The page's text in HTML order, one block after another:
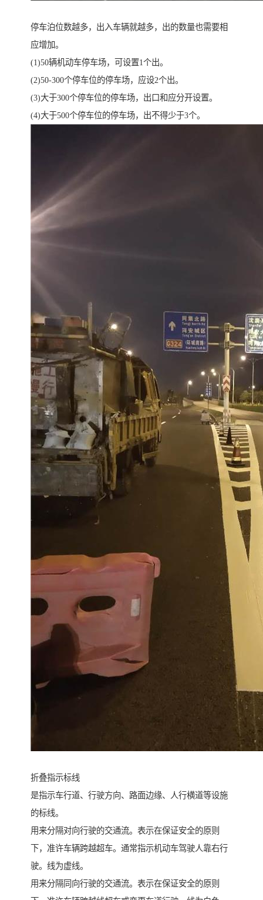
停车泊位数越多，出入车辆就越多，出的数量也需要相
应增加。
(1)50辆机动车停车场，可设置1个出。
(2)50-300个停车位的停车场，应设2个出。
(3)大于300个停车位的停车场，出口和应分开设置。
(4)大于500个停车位的停车场，出不得少于3个。
折叠指示标线
是指示车行道、行驶方向、路面边缘、人行横道等设施
的标线。
用来分隔对向行驶的交通流。表示在保证安全的原则
下，准许车辆跨越超车。通常指示机动车驾驶人靠右行
驶。线为虚线。
用来分隔同向行驶的交通流。表示在保证安全的原则